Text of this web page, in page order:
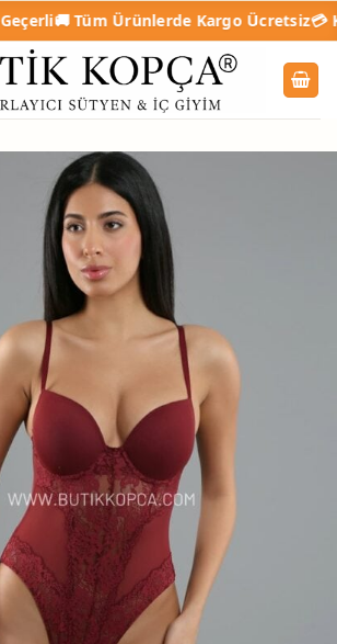
🚚 Tüm Ürünlerde Kargo Ücretsiz💳